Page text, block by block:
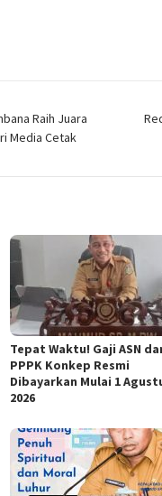
Raih Juara
Media Cetak
Tepat Waktu! Gaji ASN
PPPK Konkep Resmi
Dibayarkan Mulai 1
2026